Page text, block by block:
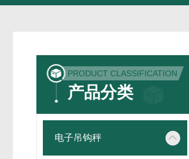
PRODUCT CLASSIFICATION
产品分类
电子吊钩秤